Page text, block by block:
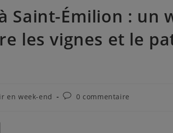
Saint-Émilion : un
les vignes et le
en week-end 0 commentaire